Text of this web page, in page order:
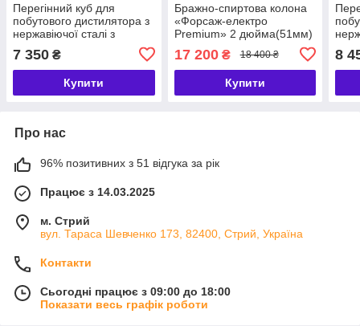
Перегінний куб для
побутового дистилятора з
нержавіючої сталі з
Будьмо
7 350 ₴
Купити
Бражно-спиртова колона
«Форсаж-електро
Premium» 2 дюйма(51мм)
17 200₴ 18 400 ₴
Купити
8
Про нас
96% позитивних з 51 відгука за рік
Працює з 14.03.2025
м. Стрий
вул. Тараса Шевченко 173, 82400, Стрий, Україна
Контакти
Сьогодні працює з 09:00 до 18:00
Показати весь графік роботи